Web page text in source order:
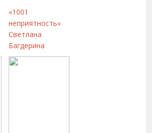
«1001
неприятность»
Светлана
Багдерина